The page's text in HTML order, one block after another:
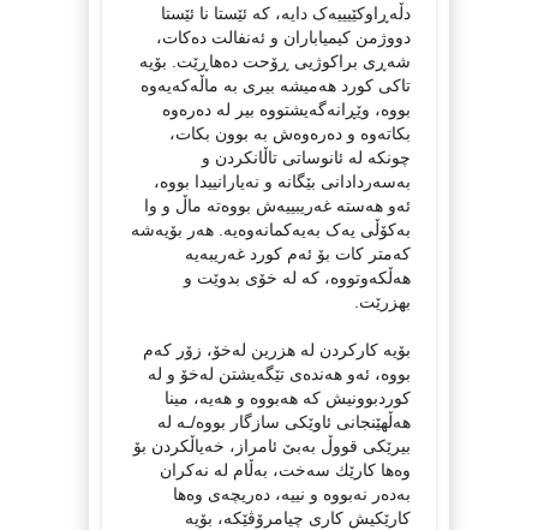
دڵەڕاوکێیییەک دایە، کە ئێستا نا ئێستا
دووژمن كیمیاباران و ئەنفالت دەکات،
شه‌ڕی براكوژیی ڕۆحت ده‌هاڕێت. بۆیه‌
تاكی کورد هەمیشە بیری بە ماڵەکەیەوە
بووە، وێڕانەگەیشتووە بیر لە دەرەوە
بکاتەوە و دەرەوەش بە بوون بکات،
چونکە لە ئانوساتی تاڵانکردن و
بەسەردادانی بێگانە و نەیارانییدا بووە،
ئەو هەستە غەریبییەش بووەتە ماڵ و وا
بەکۆڵی یەک بەیەکمانەوەیە. هه‌ر بۆیه‌شه‌
كه‌متر كات بۆ ئه‌م كورد غه‌ریبه‌یه‌
هه‌ڵكه‌وتووه‌، كه‌ له ‌خۆی بدوێت و
بهزرێت.
بۆیه‌ كاركردن له‌ هزرین له‌خۆ، زۆر كه‌م
بووه‌، ئه‌و هه‌نده‌ی تێگه‌یشتن له‌خۆ و له‌
كوردبوونیش كه‌‌ هه‌بووه‌ و هه‌یه‌، مینا
هه‌ڵهێنجانی ئاوێكی سازگار بووه‌/ـه‌ له‌
بیرێكی قووڵ به‌بێ ئامراز، خه‌یاڵكردن بۆ
وه‌ها كارێك سه‌خت، به‌ڵام له‌ نه‌كران
به‌ده‌ر نه‌بووه‌ و نییه‌، ده‌ریچه‌ی وه‌ها
كارێكیش كاری چیامرۆڤێكه‌، بۆیه‌